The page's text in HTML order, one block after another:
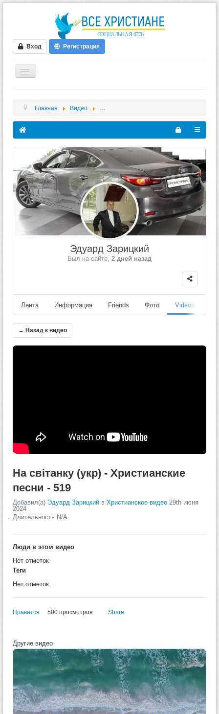
Вход Регистрация
ФОРУМ
ВИДЕО
БЛОГИ
МУЗЫКА
БИБЛИЯ
ОПРОСЫ
НОВОСТИ
Главная Видео Эдуард Зарицкий - Videos - На світанку
Эдуард Зарицкий
Был на сайте, 2 дней назад
Лента Информация Friends Фото Videos
← Назад к видео
На світанку (укр) - Христианские
песни - 519
Добавил(а) Эдуард Зарицкий в Христианское видео 29th июня
2024
Длительность N/A
Люди в этом видео
Нет отметок
Теги
Нет отметок
Нравится 500 просмотров Share
Другие видео